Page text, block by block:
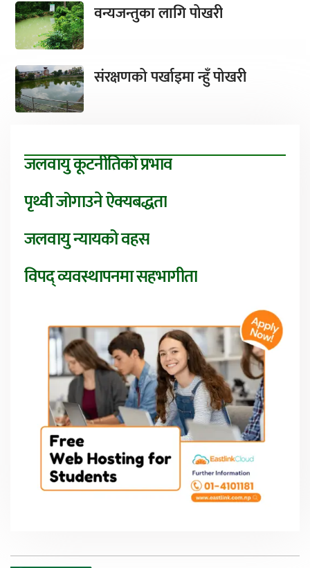
वन्यजन्तुका लागि पोखरी
संरक्षणको पर्खाइमा न्हुँ पोखरी
जलवायु कूटनीतिको प्रभाव
पृथ्वी जोगाउने ऐक्यबद्धता
जलवायु न्यायको वहस
विपद् व्यवस्थापनमा सहभागीता